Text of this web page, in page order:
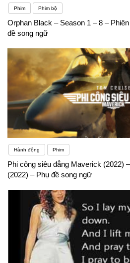
Phim Phim bộ
Orphan Black – Season 1 – 8 –
đề song ngữ
Hành động Phim
Phi công siêu đẳng Maverick (2022)
(2022) – Phụ đề song ngữ